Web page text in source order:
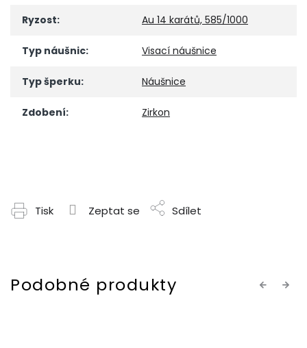
Ryzost: Au 14 karátů, 585/1000
Typ náušnic: Visací náušnice
Typ šperku: Náušnice
Zdobení: Zirkon
Tisk Zeptat se Sdílet
Previous
Next